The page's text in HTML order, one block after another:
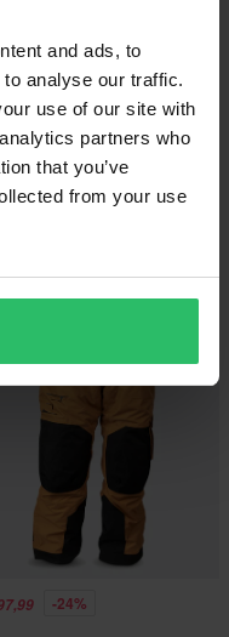
and ads, to
analyse our traffic.
use of our site with
partners who
that you’ve
from your use
Stoke Stealth
pazzesco!
-24%